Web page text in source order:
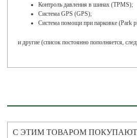
Контроль давления в шинах (TPMS);
Система GPS (GPS);
Система помощи при парковке (Park
и другие (список постоянно пополняется,
С ЭТИМ ТОВАРОМ ПОКУПАЮТ